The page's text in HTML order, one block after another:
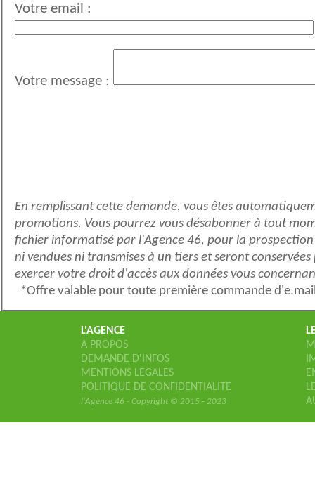
Votre email :
Votre message :
En remplissant cette demande, vous êtes automatiquement inscrit dans
promotions. Vous pourrez vous désabonner à tout moment d'un simple clic lors
fichier informatisé par l'Agence 46, pour la prospection commerciale. Vos données sont destinées au service marketing et au service
ni vendues ni transmises à un tiers et seront conservées pendant 3 ans. Conformément à l'article 27 de la loi 78-17 Informatique et Liberté du 06/01/1978, vous pouvez
L'AGENCE
A PROPOS
DEMANDE D'INFOS
MENTIONS LEGALES
POLITIQUE DE CONFIDENTIALITE
l'Agence 46 - Copyright © 2015 - 2023